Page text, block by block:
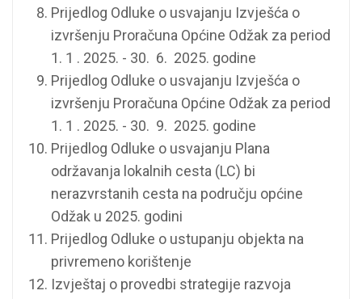
Prijedlog Odluke o usvajanju Izvješća o
izvršenju Proračuna Općine Odžak za period
1. 1 . 2025. - 30. 6. 2025. godine
Prijedlog Odluke o usvajanju Izvješća o
izvršenju Proračuna Općine Odžak za period
1. 1 . 2025. - 30. 9. 2025. godine
Prijedlog Odluke o usvajanju Plana
održavanja lokalnih cesta (LC) bi
nerazvrstanih cesta na području općine
Odžak u 2025. godini
Prijedlog Odluke o ustupanju objekta na
privremeno korištenje
Izvještaj o provedbi strategije razvoja